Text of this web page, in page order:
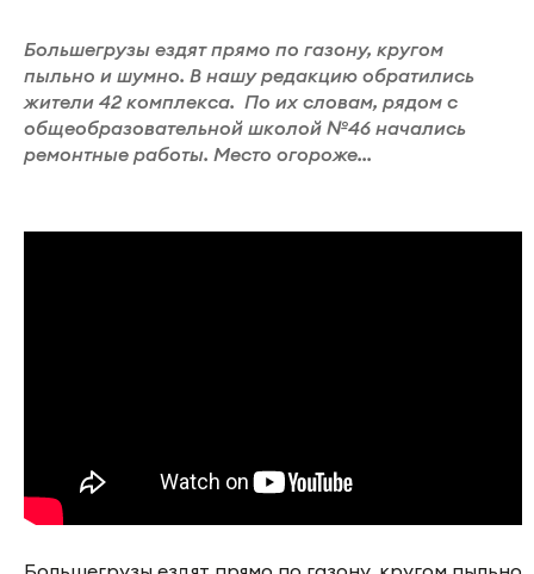
Большегрузы ездят прямо по газону, кругом
пыльно и шумно. В нашу редакцию обратились
жители 42 комплекса. По их словам, рядом с
общеобразовательной школой №46 начались
ремонтные работы. Место огороже...